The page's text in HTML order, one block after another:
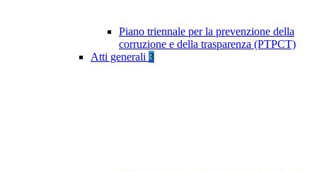
Piano triennale per la prevenzione della
corruzione e della trasparenza (PTPCT)
Atti generali 3